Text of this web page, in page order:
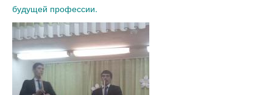
будущей профессии.